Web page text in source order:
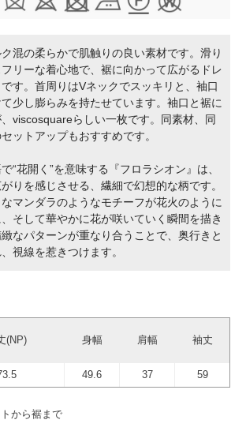
ク混の柔らかで肌触りの良い素材です。滑り
リーな着心地で、裾に向かって広がるドレ
す。首周りはVネックでスッキリと、袖口
少し膨らみを持たせています。袖口と裾に
viscosquareらしい一枚です。同素材、同
ットアップもおすすめです。
“花開く”を意味する『フロラシオン』は、
りを感じさせる、繊細で幻想的な柄です。
マンダラのようなモチーフが花火のように
そして華やかに花が咲いていく瞬間を描き
なパターンが重なり合うことで、奥行きと
視線を惹きつけます。
(NP) 身幅 肩幅 袖丈
49.6 37 59
から裾まで